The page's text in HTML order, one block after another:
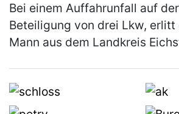
Bei einem Auffahrunfall auf
Beteiligung von drei Lkw,
Mann aus dem Landkreis